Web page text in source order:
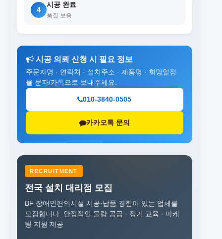
4
시공 완료
품질 보증
시공 의뢰 신청 시 필요 정보
주문자명 · 연락처 · 설치주소 · 제품명 · 희망일정
을 문자/카톡으로 보내주세요.
010-3840-0505
카카오톡 문의
RECRUITMENT
전국 설치 대리점 모집
BF 장애인편의시설 시공·납품 경험이 있는 업체를
모집합니다. 안정적인 물량 공급 · 정기 교육 · 마케
팅 지원 제공